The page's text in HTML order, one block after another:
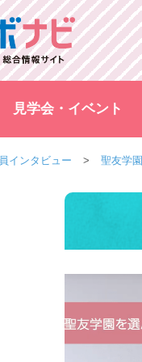
見学会・イベント
インタビュー 聖友学